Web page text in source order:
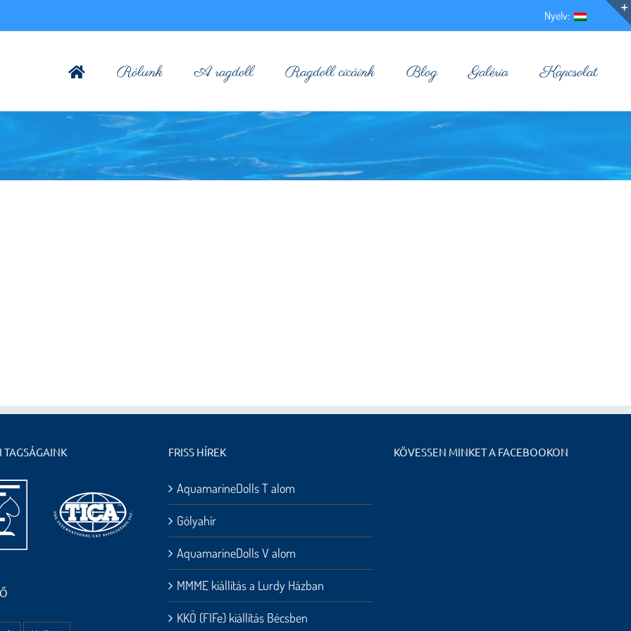
Nyelv:
Rólunk A ragdoll Ragdoll cicáink Blog Galéria Kapcsolat
TAGSÁGAINK FRISS HÍREK
AquamarineDolls T alom
Gólyahír
AquamarineDolls V alom
MMME kiállítás a Lurdy Házban
KKÖ (FIFe) kiállítás Bécsben
KÖVESSEN MINKET A FACEBOOKON